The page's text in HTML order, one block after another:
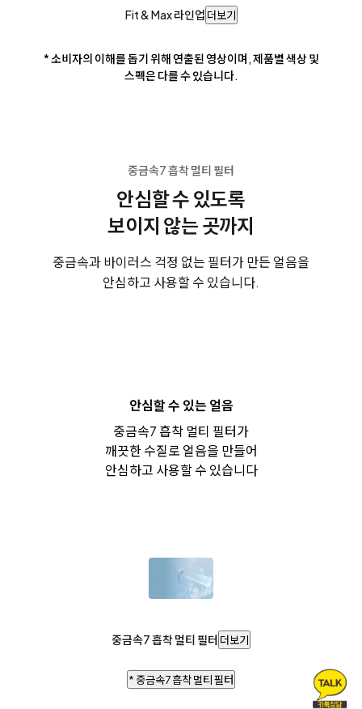
Fit & Max 라인업 더보기
* 소비자의 이해를 돕기 위해 연출된 영상이며, 제품별 색상 및
스펙은 다를 수 있습니다.
중금속7 흡착 멀티 필터
안심할 수 있도록
보이지 않는 곳까지
중금속과 바이러스 걱정 없는 필터가 만든 얼음을
안심하고 사용할 수 있습니다.
안심할 수 있는 얼음
중금속7 흡착 멀티 필터가
깨끗한 수질로 얼음을 만들어
안심하고 사용할 수 있습니다
중금속7 흡착 멀티 필터 더보기
* 중금속7 흡착 멀티 필터